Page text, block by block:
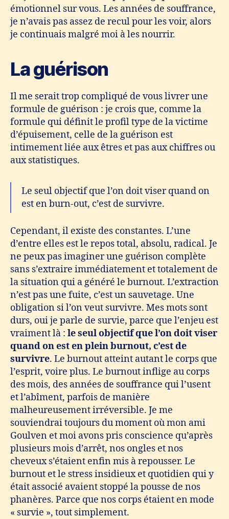
émotionnel sur vous. Les années de souffrance,
je n’avais pas assez de recul pour les voir, alors
je continuais malgré moi à les nourrir.
La guérison
Il me serait trop compliqué de vous livrer une
formule de guérison : je crois que, comme la
formule qui définit le profil type de la victime
d’épuisement, celle de la guérison est
intimement liée aux êtres et pas aux chiffres ou
aux statistiques.
Le seul objectif que l’on doit viser quand on
est en burn-out, c’est de survivre.
Cependant, il existe des constantes. L’une
d’entre elles est le repos total, absolu, radical. Je
ne peux pas imaginer une guérison complète
sans s’extraire immédiatement et totalement de
la situation qui a généré le burnout. L’extraction
n’est pas une fuite, c’est un sauvetage. Une
obligation si l’on veut survivre. Mes mots sont
durs, oui je parle de survie, parce que l’enjeu est
vraiment là : le seul objectif que l’on doit viser
quand on est en plein burnout, c’est de
survivre. Le burnout atteint autant le corps que
l’esprit, voire plus. Le burnout inflige au corps
des mois, des années de souffrance qui l’usent
et l’abîment, parfois de manière
malheureusement irréversible. Je me
souviendrai toujours du moment où mon ami
Goulven et moi avons pris conscience qu’après
plusieurs mois d’arrêt, nos ongles et nos
cheveux s’étaient enfin mis à repousser. Le
burnout et le stress insidieux et quotidien qui y
était associé avaient stoppé la pousse de nos
phanères. Parce que nos corps étaient en mode
« survie », tout simplement.